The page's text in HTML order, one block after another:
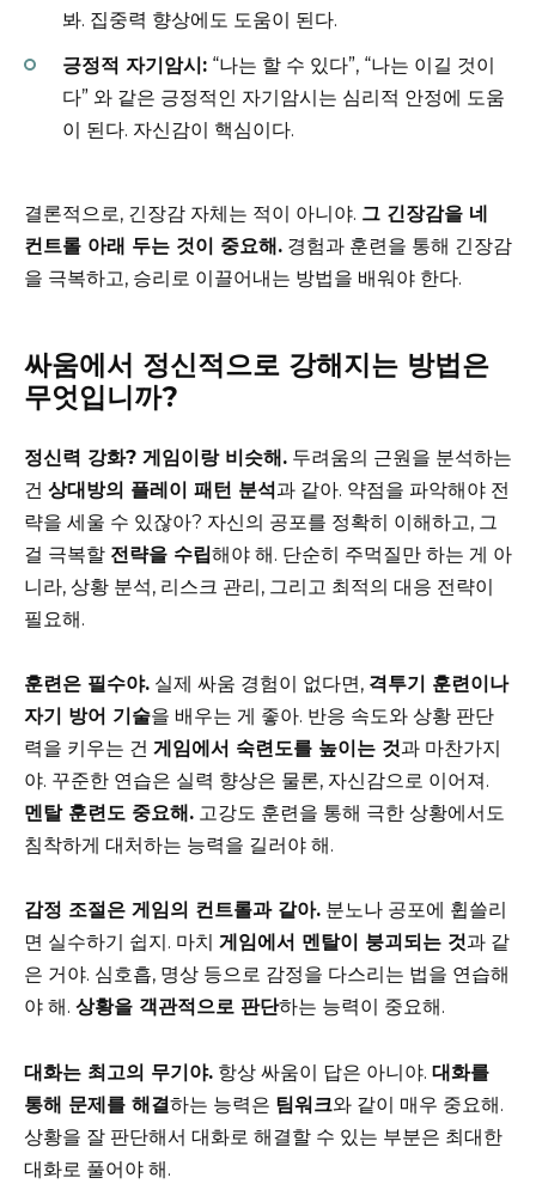
봐. 집중력 향상에도 도움이 된다.
긍정적 자기암시: “나는 할 수 있다”, “나는 이길 것이
다” 와 같은 긍정적인 자기암시는 심리적 안정에 도움
이 된다. 자신감이 핵심이다.
결론적으로, 긴장감 자체는 적이 아니야. 그 긴장감을 네
컨트롤 아래 두는 것이 중요해. 경험과 훈련을 통해 긴장감
을 극복하고, 승리로 이끌어내는 방법을 배워야 한다.
싸움에서 정신적으로 강해지는 방법은
무엇입니까?
정신력 강화? 게임이랑 비슷해. 두려움의 근원을 분석하는
건 상대방의 플레이 패턴 분석과 같아. 약점을 파악해야 전
략을 세울 수 있잖아? 자신의 공포를 정확히 이해하고, 그
걸 극복할 전략을 수립해야 해. 단순히 주먹질만 하는 게 아
니라, 상황 분석, 리스크 관리, 그리고 최적의 대응 전략이
필요해.
훈련은 필수야. 실제 싸움 경험이 없다면, 격투기 훈련이나
자기 방어 기술을 배우는 게 좋아. 반응 속도와 상황 판단
력을 키우는 건 게임에서 숙련도를 높이는 것과 마찬가지
야. 꾸준한 연습은 실력 향상은 물론, 자신감으로 이어져.
멘탈 훈련도 중요해. 고강도 훈련을 통해 극한 상황에서도
침착하게 대처하는 능력을 길러야 해.
감정 조절은 게임의 컨트롤과 같아. 분노나 공포에 휩쓸리
면 실수하기 쉽지. 마치 게임에서 멘탈이 붕괴되는 것과 같
은 거야. 심호흡, 명상 등으로 감정을 다스리는 법을 연습해
야 해. 상황을 객관적으로 판단하는 능력이 중요해.
대화는 최고의 무기야. 항상 싸움이 답은 아니야. 대화를
통해 문제를 해결하는 능력은 팀워크와 같이 매우 중요해.
상황을 잘 판단해서 대화로 해결할 수 있는 부분은 최대한
대화로 풀어야 해.